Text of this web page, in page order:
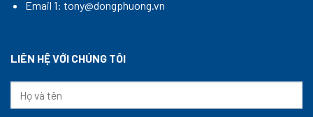
Email 1: tony@dongphuong.vn
LIÊN HỆ VỚI CHÚNG TÔI